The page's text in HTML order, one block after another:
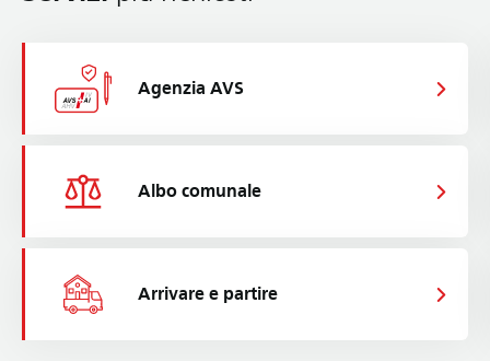
Agenzia AVS
Albo comunale
Arrivare e partire